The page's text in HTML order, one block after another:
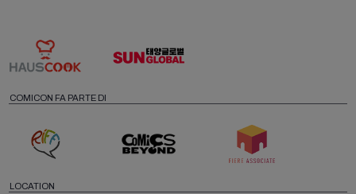
COMICON FA PARTE DI
LOCATION